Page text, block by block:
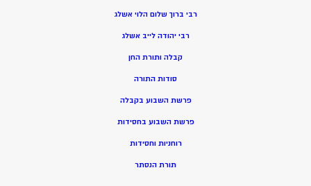
רבי ברוך שלום הלוי אשלג
רבי יהודה לייב אשלג
קבלה ותורת החן
סודות התורה
פרשת השבוע בקבלה
פרשת השבוע בחסידות
רוחניות וחסידות
תורת הנסתר